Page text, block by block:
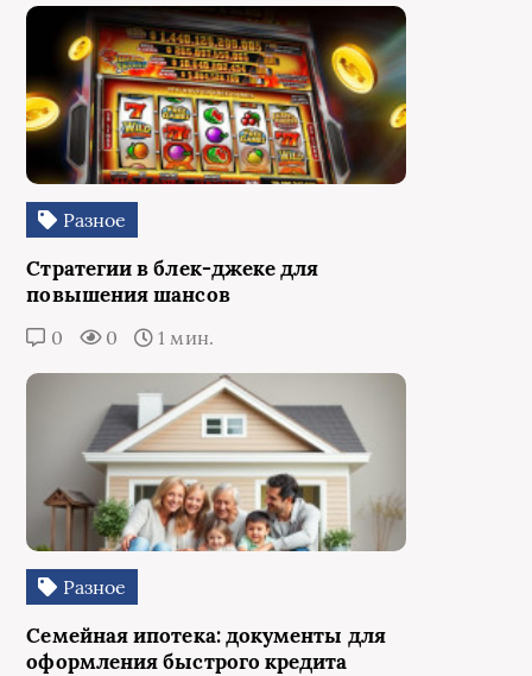
Разное
Стратегии в блек-джеке для
повышения шансов
0 0 1 мин.
Разное
Семейная ипотека: документы для
оформления быстрого кредита